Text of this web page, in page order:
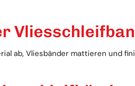
ab, Vliesbänder mattieren und